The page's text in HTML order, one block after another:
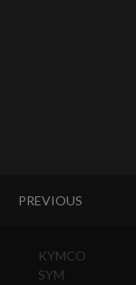
PREVIOUS
KYMCO
SYM